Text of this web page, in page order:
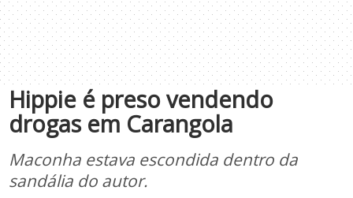
Hippie é preso vendendo
drogas em Carangola
Maconha estava escondida dentro da
sandália do autor.